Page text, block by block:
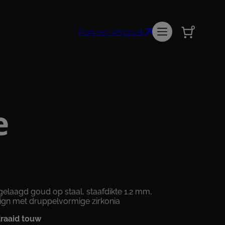
Plan een afspraak
0
goud op staal, staafdikte 1.2 mm,
met druppelvormige zirkonia
touw